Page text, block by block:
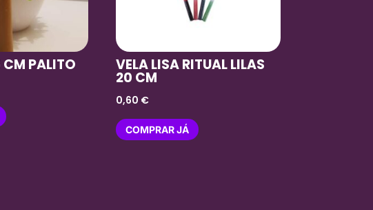
CM PALITO VELA LISA RITUAL LILAS
20 CM
0,60 €
COMPRAR JÁ